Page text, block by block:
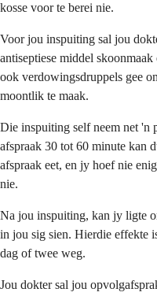
kosse voor te berei nie.
Voor jou inspuiting sal jou
antiseptiese middel
ook verdowingsdruppels gee
moontlik te maak.
Die inspuiting self neem net 'n
afspraak 30 tot 60 minute kan
afspraak eet, en jy hoef nie
nie.
Na jou inspuiting, kan jy ligte
in jou sig sien. Hierdie effekte
dag of twee weg.
Jou dokter sal jou